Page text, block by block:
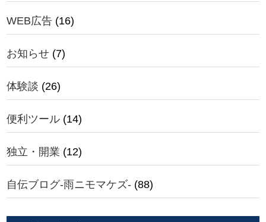
WEB広告 (16)
お知らせ (7)
体験談 (26)
便利ツール (14)
独立・開業 (12)
自伝ブログ-雨ニモマケズ- (88)